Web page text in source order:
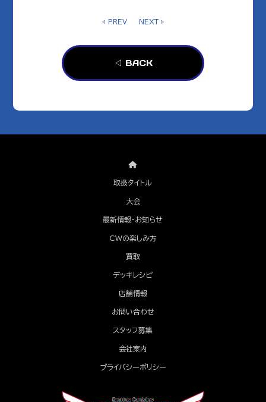
◁ PREV NEXT ▷
◁ BACK
取扱タイトル
大会
最新情報・お知らせ
CWの楽しみ方
買取
デッキレシピ
店舗情報
お問い合わせ
スタッフ募集
会社案内
プライバシーポリシー